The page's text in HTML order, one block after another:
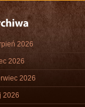
2026
2026
2026
2026